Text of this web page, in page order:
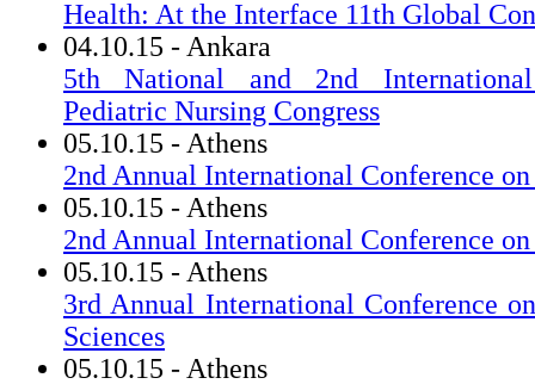
Health: At the Interface 11th Global
04.10.15 - Ankara
5th National and 2nd International
Pediatric Nursing Congress
05.10.15 - Athens
2nd Annual International Conference
05.10.15 - Athens
2nd Annual International Conference
05.10.15 - Athens
3rd Annual International Conference
Sciences
05.10.15 - Athens